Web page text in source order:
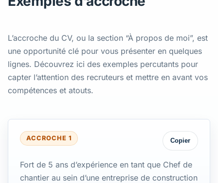
L’accroche du CV, ou la section “À propos de moi”, est
une opportunité clé pour vous présenter en quelques
lignes. Découvrez ici des exemples percutants pour
capter l’attention des recruteurs et mettre en avant vos
compétences et atouts.
ACCROCHE 1 Copier
Fort de 5 ans d’expérience en tant que Chef de
chantier au sein d’une entreprise de construction